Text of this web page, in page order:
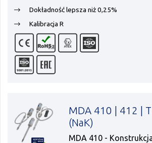
Dokładność lepsza niż 0,25%
Kalibracja R
MDA 410 | 412 |
(NaK)
MDA 410 -